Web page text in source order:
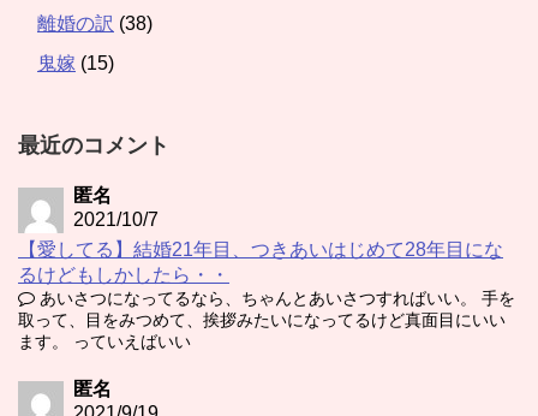
離婚の訳 (38)
鬼嫁 (15)
最近のコメント
匿名
2021/10/7
【愛してる】結婚21年目、つきあいはじめて28年目にな
るけどもしかしたら・・
あいさつになってるなら、ちゃんとあいさつすればいい。 手を
取って、目をみつめて、挨拶みたいになってるけど真面目にいい
ます。 っていえばいい
匿名